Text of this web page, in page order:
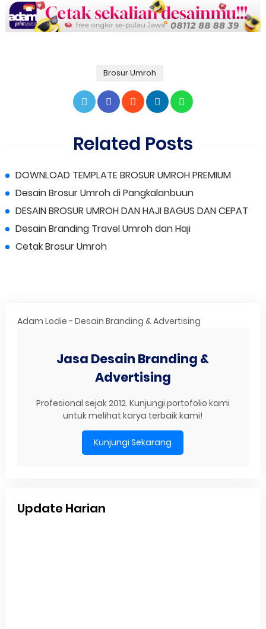
Brosur Umroh
Related Posts
DOWNLOAD TEMPLATE BROSUR UMROH PREMIUM
Desain Brosur Umroh di Pangkalanbuun
DESAIN BROSUR UMROH DAN HAJI BAGUS DAN CEPAT
Desain Branding Travel Umroh dan Haji
Cetak Brosur Umroh
Adam Lodie - Desain Branding & Advertising
Jasa Desain Branding &
Advertising
Profesional sejak 2012. Kunjungi portofolio kami
untuk melihat karya terbaik kami!
Kunjungi Sekarang
Update Harian